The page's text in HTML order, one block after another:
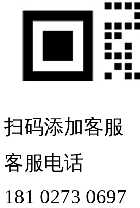
扫码添加客服
客服电话
181 0273 0697